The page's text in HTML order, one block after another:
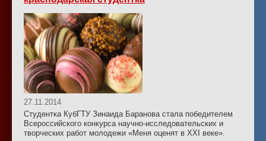
27.11.2014
Студентка КубГТУ Зинаида Баранова стала победителем
Всероссийского конкурса научно-исследовательских и
творческих работ молодежи «Меня оценят в ХХI веке».